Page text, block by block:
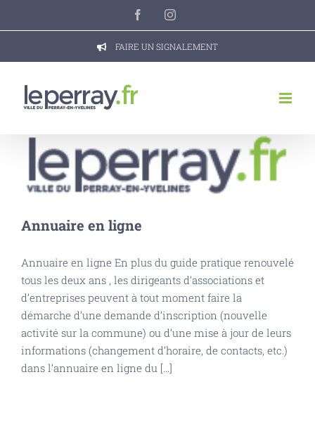
FacebookInstagram
FAIRE UN SIGNALEMENT
Annuaire en ligne
Annuaire en ligne En plus du guide pratique renouvelé
tous les deux ans , les dirigeants d’associations et
d’entreprises peuvent à tout moment faire la
démarche d’une demande d’inscription (nouvelle
activité sur la commune) ou d’une mise à jour de leurs
informations (changement d’horaire, de contacts, etc.)
dans l’annuaire en ligne du [...]